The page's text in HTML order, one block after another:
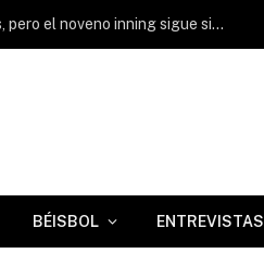
El bullpen ha sostenido a los Marlins, pero el noveno inning sigue siendo una asignatura pendiente
BÉISBOL ENTREVISTAS